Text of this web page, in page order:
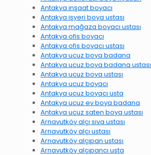
Antakya inşaat boyacı
Antakya işyeri boya ustası
Antakya mağaza boyacı ustası
Antakya ofis boyacı
Antakya ofis boyacı ustası
Antakya ucuz boya badana
Antakya ucuz boya badana ustası
Antakya ucuz boya ustası
Antakya ucuz boyacı
Antakya ucuz boyacı usta
Antakya ucuz ev boya badana
Antakya ucuz saten boya ustası
Arnavutköy alçı sıva ustası
Arnavutköy alçı ustası
Arnavutköy alçıpan ustası
Arnavutköy alçıpancı usta